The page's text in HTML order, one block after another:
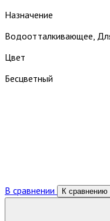
Назначение
Водоотталкивающее,
Цвет
Бесцветный
В сравнении К сравнению